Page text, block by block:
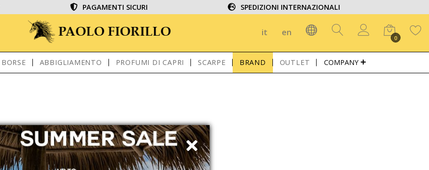
PAGAMENTI SICURI SPEDIZIONI INTERNAZIONALI
it en
0
BORSE ABBIGLIAMENTO PROFUMI DI CAPRI SCARPE BRAND OUTLET COMPANY